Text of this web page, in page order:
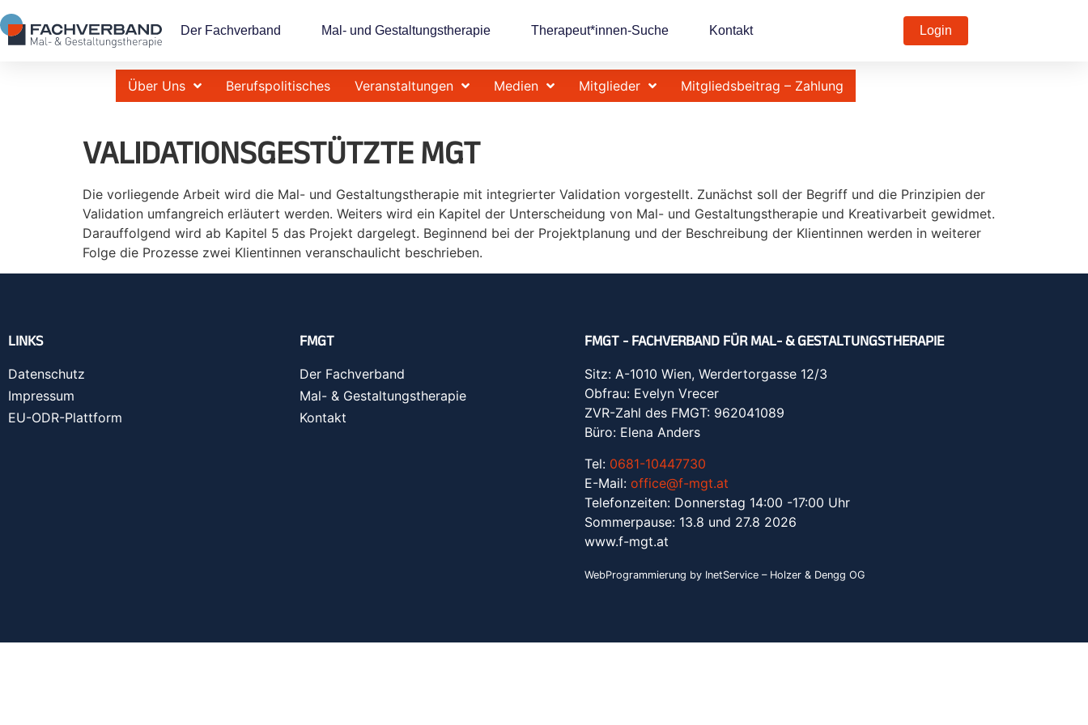
Der Fachverband Mal- und Gestaltungstherapie Therapeut*innen-Suche Kontakt Login
Über Uns Berufspolitisches Veranstaltungen Medien Mitglieder Mitgliedsbeitrag – Zahlung
VALIDATIONSGESTÜTZTE MGT
Die vorliegende Arbeit wird die Mal- und Gestaltungstherapie mit integrierter Validation vorgestellt. Zunächst soll der Begriff und die Prinzipien der
Validation umfangreich erläutert werden. Weiters wird ein Kapitel der Unterscheidung von Mal- und Gestaltungstherapie und Kreativarbeit gewidmet.
Darauffolgend wird ab Kapitel 5 das Projekt dargelegt. Beginnend bei der Projektplanung und der Beschreibung der Klientinnen werden in weiterer
Folge die Prozesse zwei Klientinnen veranschaulicht beschrieben.
LINKS
Datenschutz
Impressum
EU-ODR-Plattform
FMGT
Der Fachverband
Mal- & Gestaltungstherapie
Kontakt
FMGT - FACHVERBAND FÜR MAL- & GESTALTUNGSTHERAPIE
Sitz: A-1010 Wien, Werdertorgasse 12/3
Obfrau: Evelyn Vrecer
ZVR-Zahl des FMGT: 962041089
Büro: Elena Anders
Tel: 0681-10447730
E-Mail: office@f-mgt.at
Telefonzeiten: Donnerstag 14:00 -17:00 Uhr
Sommerpause: 13.8 und 27.8 2026
www.f-mgt.at
WebProgrammierung by InetService – Holzer & Dengg OG